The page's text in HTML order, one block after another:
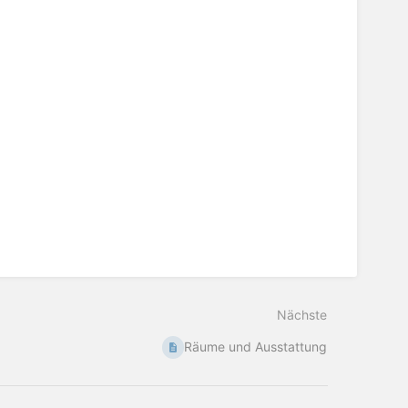
Nächste
Räume und Ausstattung